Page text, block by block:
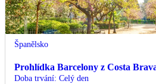
Španělsko
Prohlídka Barcelony z Costa
Doba trvání: Celý den